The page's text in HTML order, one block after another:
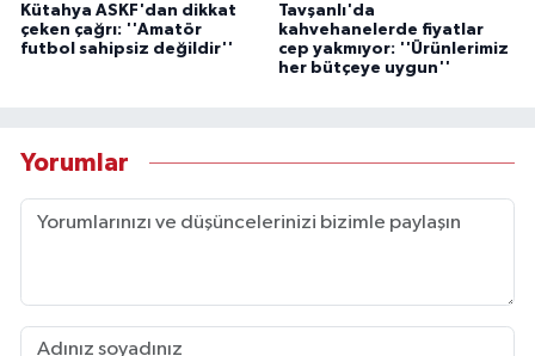
Kütahya ASKF'dan dikkat
çeken çağrı: ''Amatör
futbol sahipsiz değildir''
Tavşanlı'da
kahvehanelerde fiyatlar
cep yakmıyor: ''Ürünlerimiz
her bütçeye uygun''
Yorumlar